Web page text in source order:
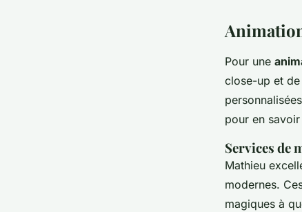
Pour une
close-up et
pour en
Services de
Mathieu
modernes.
magiques à